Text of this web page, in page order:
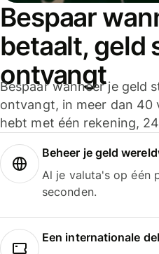
Bespaar
betaalt, geld
ontvangt
Bespaar wanneer je geld
ontvangt, in meer dan 40
hebt met één rekening,
Beheer je geld
Al je valuta's op één
seconden.
Een internationale